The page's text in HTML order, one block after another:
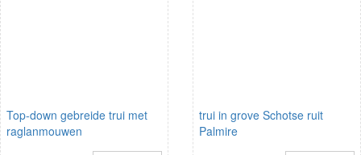
Top-down gebreide trui met
raglanmouwen
trui in grove Schotse ruit
Palmire